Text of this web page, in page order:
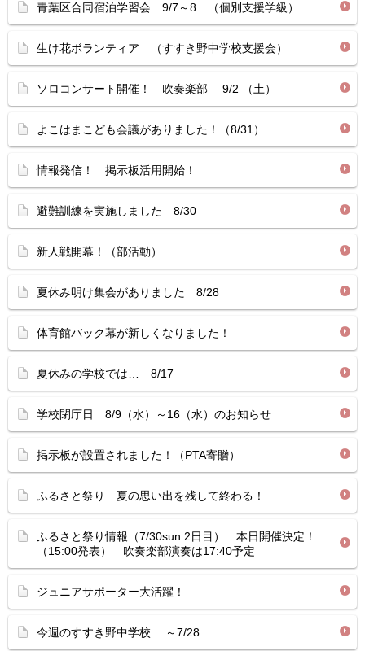
青葉区合同宿泊学習会 9/7～8 （個別支援学級）
生け花ボランティア （すすき野中学校支援会）
ソロコンサート開催！ 吹奏楽部 9/2 （土）
よこはまこども会議がありました！（8/31）
情報発信！ 掲示板活用開始！
避難訓練を実施しました 8/30
新人戦開幕！（部活動）
夏休み明け集会がありました 8/28
体育館バック幕が新しくなりました！
夏休みの学校では… 8/17
学校閉庁日 8/9（水）～16（水）のお知らせ
掲示板が設置されました！（PTA寄贈）
ふるさと祭り 夏の思い出を残して終わる！
ふるさと祭り情報（7/30sun.2日目） 本日開催決定！
（15:00発表） 吹奏楽部演奏は17:40予定
ジュニアサポーター大活躍！
今週のすすき野中学校… ～7/28